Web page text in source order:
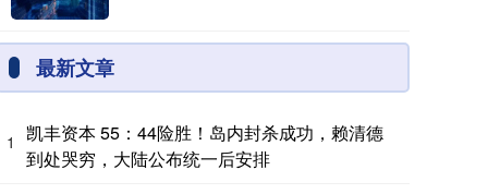
最新文章
1
凯丰资本 55：44险胜！岛内封杀成功，赖清德
到处哭穷，大陆公布统一后安排